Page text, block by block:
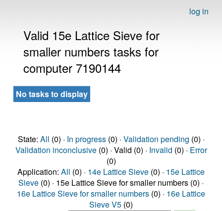
log in
Valid 15e Lattice Sieve for
smaller numbers tasks for
computer 7190144
No tasks to display
State: All (0) · In progress(0) · Validation pending (0) ·
Validation inconclusive(0) · Valid (0) · Invalid (0) · Error
(0)
Application: All (0) · 14e Lattice Sieve (0) · 15e Lattice
Sieve (0) · 15e Lattice Sieve for smaller numbers (0) ·
16e Lattice Sieve for smaller numbers (0) · 16e Lattice
Sieve V5 (0)